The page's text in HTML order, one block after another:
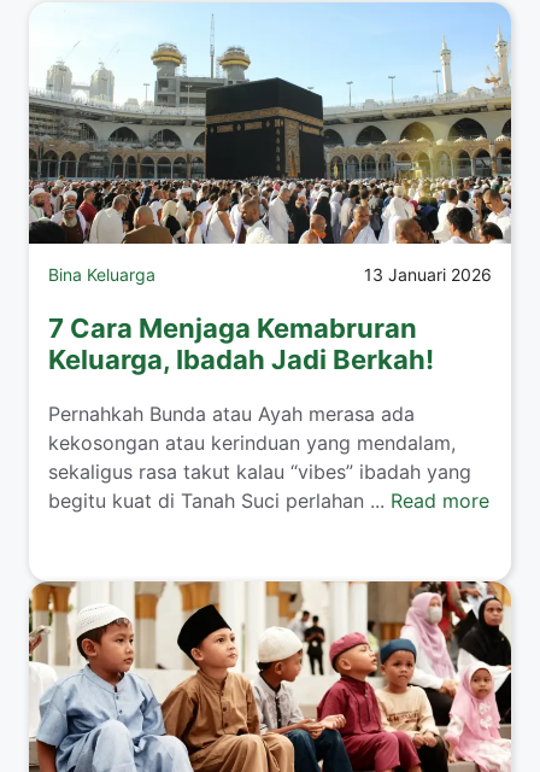
Bina Keluarga 13 Januari 2026
7 Cara Menjaga Kemabruran
Keluarga, Ibadah Jadi Berkah!
​Pernahkah Bunda atau Ayah merasa ada
kekosongan atau kerinduan yang mendalam,
sekaligus rasa takut kalau “vibes” ibadah yang
begitu kuat di Tanah Suci perlahan ... Read more